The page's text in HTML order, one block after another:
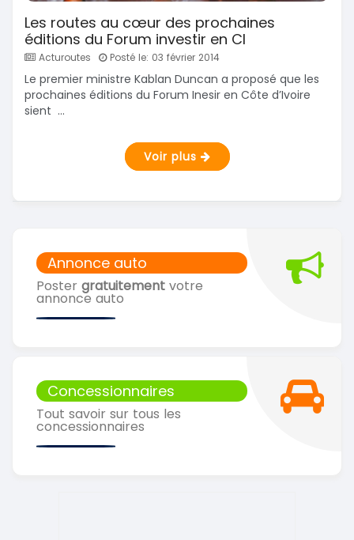
Annonce auto
Poster gratuitement votre
annonce auto
Concessionnaires
Tout savoir sur tous les
concessionnaires
Les routes au cœur des prochaines
éditions du Forum investir en CI
Acturoutes Posté le: 03 février 2014
Le premier ministre Kablan Duncan a proposé que les
prochaines éditions du Forum Inesir en Côte d’Ivoire
sient ...
Voir plus